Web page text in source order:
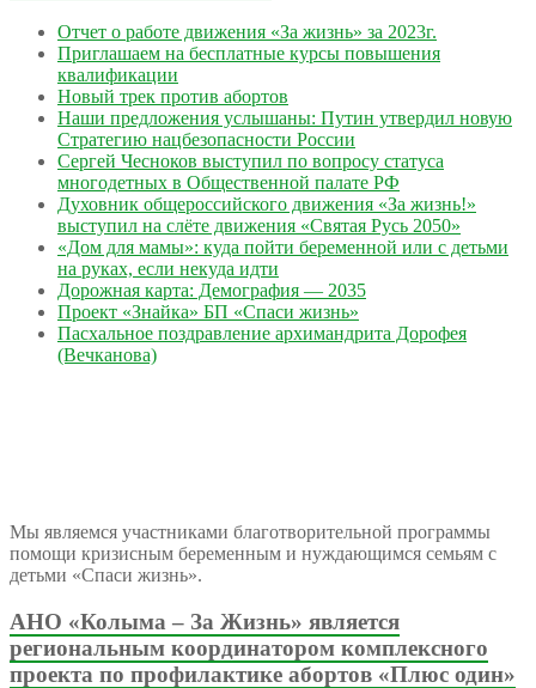
Отчет о работе движения «За жизнь» за 2023г.
Приглашаем на бесплатные курсы повышения
квалификации
Новый трек против абортов
Наши предложения услышаны: Путин утвердил новую
Стратегию нацбезопасности России
Сергей Чесноков выступил по вопросу статуса
многодетных в Общественной палате РФ
Духовник общероссийского движения «За жизнь!»
выступил на слёте движения «Святая Русь 2050»
«Дом для мамы»: куда пойти беременной или с детьми
на руках, если некуда идти
Дорожная карта: Демография — 2035
Проект «Знайка» БП «Спаси жизнь»
Пасхальное поздравление архимандрита Дорофея
(Вечканова)
Мы являемся участниками благотворительной программы
помощи кризисным беременным и нуждающимся семьям с
детьми «Спаси жизнь».
АНО «Колыма – За Жизнь» является
региональным координатором комплексного
проекта по профилактике абортов «Плюс один»